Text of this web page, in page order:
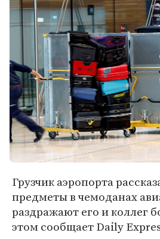
Грузчик аэропорта
предметы в чемоданах
раздражают его и коллег
этом сообщает Daily